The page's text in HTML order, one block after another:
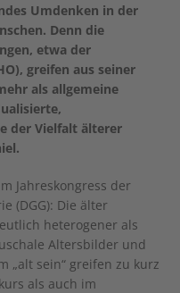
Umdenken in der
Denn die
etwa der
greifen aus seiner
als allgemeine
der Vielfalt älterer
Jahreskongress der
(DGG): Die älter
heterogener als
Altersbilder und
„alt sein“ greifen zu kurz
als auch im